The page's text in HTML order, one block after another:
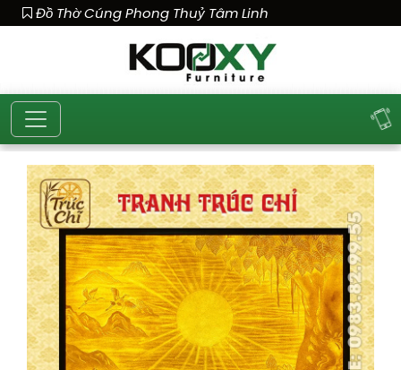
Đồ Thờ Cúng Phong Thuỷ Tâm Linh